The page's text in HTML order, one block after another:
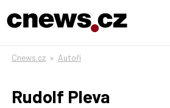
Cnews.cz » Autoři
Rudolf Pleva